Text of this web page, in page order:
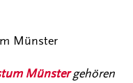
Münster
Münstergehören